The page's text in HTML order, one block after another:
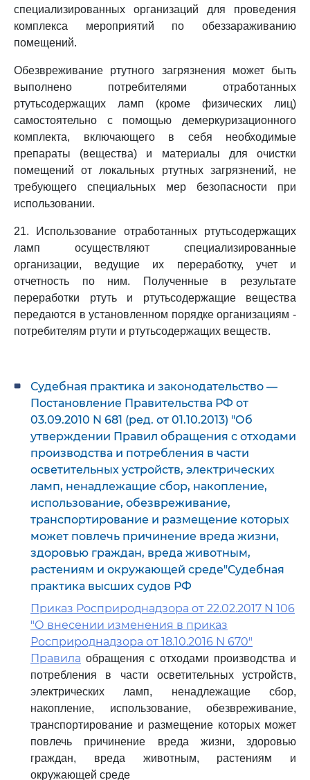
специализированных организаций для проведения
комплекса мероприятий по обеззараживанию
помещений.
Обезвреживание ртутного загрязнения может быть
выполнено потребителями отработанных
ртутьсодержащих ламп (кроме физических лиц)
самостоятельно с помощью демеркуризационного
комплекта, включающего в себя необходимые
препараты (вещества) и материалы для очистки
помещений от локальных ртутных загрязнений, не
требующего специальных мер безопасности при
использовании.
21. Использование отработанных ртутьсодержащих
ламп осуществляют специализированные
организации, ведущие их переработку, учет и
отчетность по ним. Полученные в результате
переработки ртуть и ртутьсодержащие вещества
передаются в установленном порядке организациям -
потребителям ртути и ртутьсодержащих веществ.
Судебная практика и законодательство —
Постановление Правительства РФ от
03.09.2010 N 681 (ред. от 01.10.2013) "Об
утверждении Правил обращения с отходами
производства и потребления в части
осветительных устройств, электрических
ламп, ненадлежащие сбор, накопление,
использование, обезвреживание,
транспортирование и размещение которых
может повлечь причинение вреда жизни,
здоровью граждан, вреда животным,
растениям и окружающей среде"Судебная
практика высших судов РФ
Приказ Росприроднадзора от 22.02.2017 N 106
"О внесении изменения в приказ
Росприроднадзора от 18.10.2016 N 670"
Правила обращения с отходами производства и
потребления в части осветительных устройств,
электрических ламп, ненадлежащие сбор,
накопление, использование, обезвреживание,
транспортирование и размещение которых может
повлечь причинение вреда жизни, здоровью
граждан, вреда животным, растениям и
окружающей среде